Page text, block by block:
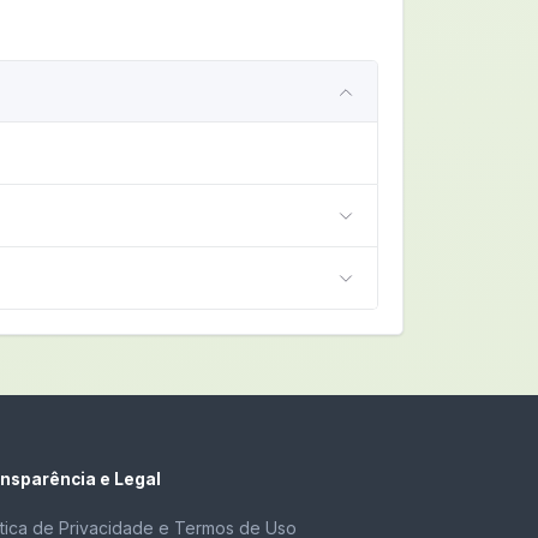
e Legal
de Privacidade e Termos de Uso